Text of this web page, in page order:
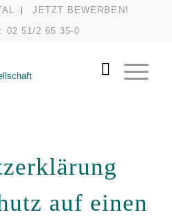
JETZT BEWERBEN!
02 51/2 65 35-0
auf einen